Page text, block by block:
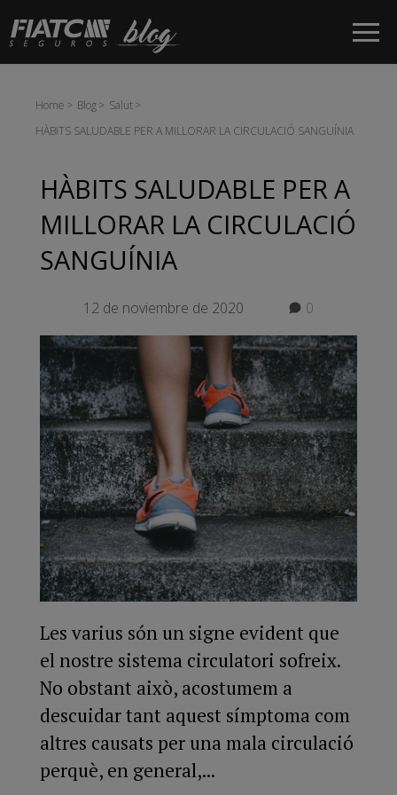
Salta al contingut principal
Home Blog
Salut
HÀBITS SALUDABLE PER A MILLORAR LA CIRCULACIÓ SANGUÍNIA
HÀBITS SALUDABLE PER A
MILLORAR LA CIRCULACIÓ
SANGUÍNIA
12 de noviembre de 2020 0
Les varius són un signe evident que
el nostre sistema circulatori sofreix.
No obstant això, acostumem a
descuidar tant aquest símptoma com
altres causats per una mala circulació
perquè, en general,...